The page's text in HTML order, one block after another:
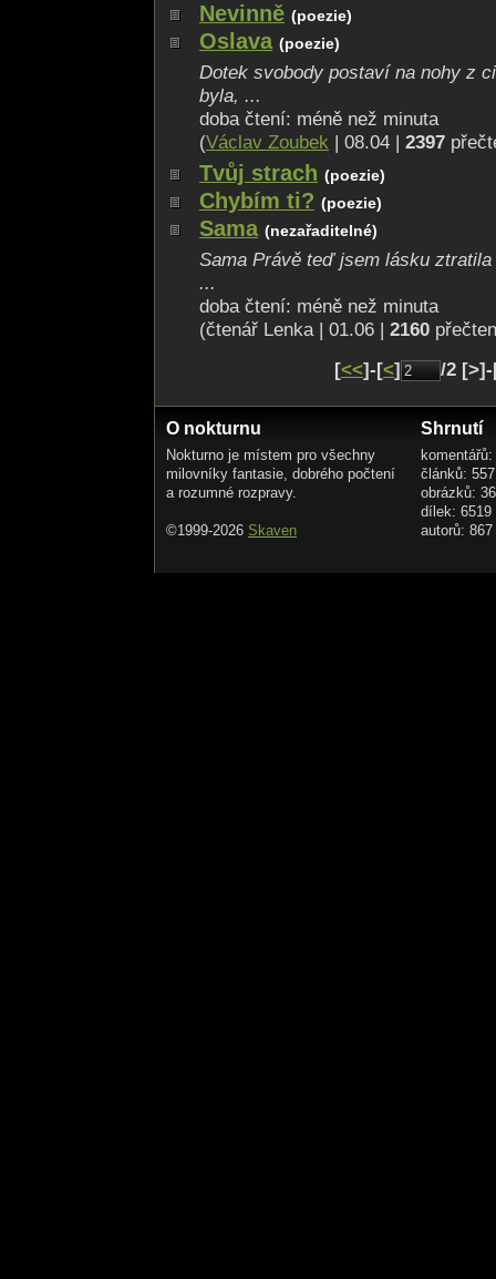
Nevinně (poezie)
Oslava (poezie)
Dotek svobody postaví na nohy z
byla, ...
doba čtení: méně než minuta
(Václav Zoubek | 08.04 | 2397
Tvůj strach (poezie)
Chybím ti? (poezie)
Sama (nezařaditelné)
Sama Právě teď jsem lásku
...
doba čtení: méně než minuta
(čtenář Lenka | 01.06 | 2160
[<<]-[<] /2
O nokturnu
Nokturno je místem pro všechny
milovníky fantasie, dobrého počtení
a rozumné rozpravy.
©1999-2026 Skaven
Shrnutí
článků: 557
obrázků:
dílek: 6519
autorů: 867